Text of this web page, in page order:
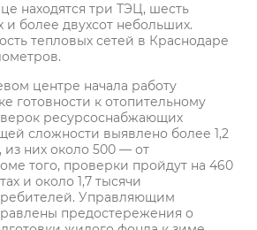
находятся три ТЭЦ, шесть
более двухсот небольших.
тепловых сетей в Краснодаре
центре начала работу
готовности к отопительному
ресурсоснабжающих
сложности выявлено более 1,2
из них около 500 — от
того, проверки пройдут на 460
и около 1,7 тысячи
Управляющим
предостережения о